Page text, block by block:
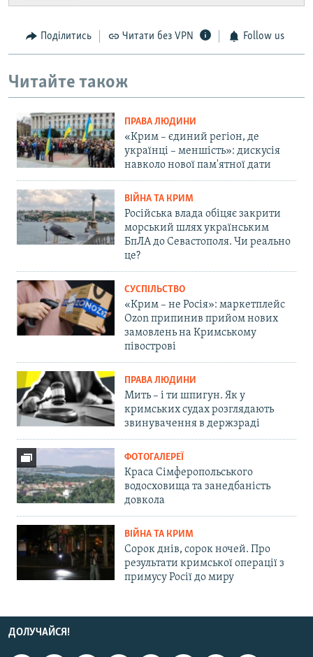
Поділитись Читати без VPN Follow us
Читайте також
ПРАВА ЛЮДИНИ
«Крим – єдиний регіон, де
українці – меншість»: дискусія
навколо нової пам'ятної дати
ВІЙНА ТА КРИМ
Російська влада обіцяє закрити
морський шлях українським
БпЛА до Севастополя. Чи реально
це?
СУСПІЛЬСТВО
«Крим – не Росія»: маркетплейс
Ozon припинив прийом нових
замовлень на Кримському
півострові
ПРАВА ЛЮДИНИ
Мить – і ти шпигун. Як у
кримських судах розглядають
звинувачення в держзраді
ФОТОГАЛЕРЕЇ
Краса Сімферопольського
водосховища та занедбаність
довкола
ВІЙНА ТА КРИМ
Сорок днів, сорок ночей. Про
результати кримської операції з
примусу Росії до миру
ДОЛУЧАЙСЯ!